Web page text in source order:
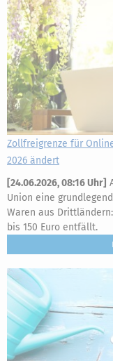
Zollfreigrenze für
2026 ändert
[24.06.2026, 08:16 Uhr]
Union eine
Waren aus
bis 150 Euro entfällt.